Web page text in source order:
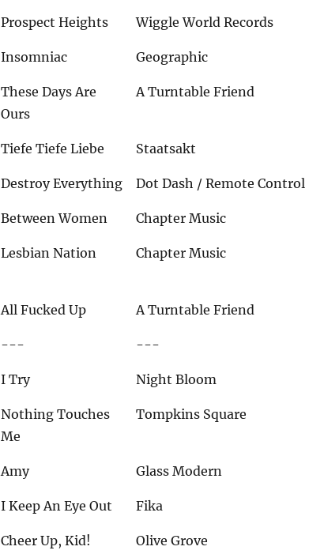
Prospect Heights Wiggle World Records
Insomniac Geographic
These Days Are
Ours
A Turntable Friend
Tiefe Tiefe Liebe Staatsakt
Destroy Everything Dot Dash / Remote Control
Between Women Chapter Music
Lesbian Nation Chapter Music
All Fucked Up A Turntable Friend
--- ---
I Try Night Bloom
Nothing Touches
Me
Tompkins Square
Amy Glass Modern
I Keep An Eye Out Fika
Cheer Up, Kid!
Olive Grove